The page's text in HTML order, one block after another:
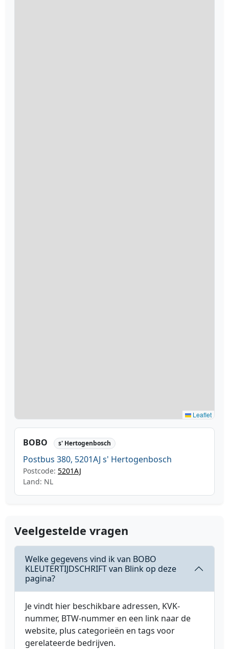
Leaflet
BOBO s' Hertogenbosch
Postbus 380, 5201AJ s' Hertogenbosch
Postcode: 5201AJ
Land: NL
Veelgestelde vragen
Welke gegevens vind ik van BOBO
KLEUTERTIJDSCHRIFT van Blink op deze
pagina?
Je vindt hier beschikbare adressen, KVK-
nummer, BTW-nummer en een link naar de
website, plus categorieën en tags voor
gerelateerde bedrijven.